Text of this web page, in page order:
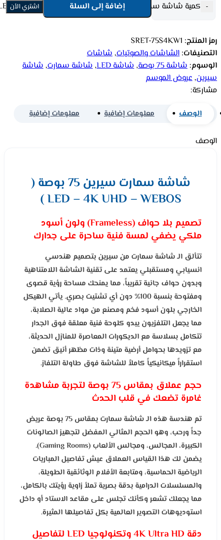
- كمية شاشة سمارت سيرين 75 بوصة ( LED - 4K UHD - WEBOS ) SRET-75S4KW1إضافة إلى السلة اشتري الأن
رمز المنتج: SRET-75S4KW1
التصنيفات: الشاشات والصوتيات, شاشات
الوسوم: شاشة 75 بوصة , شاشة LED , شاشة سمارت, شاشة
سيرين, عروض الموسم
مشاركة:
الوصف معلومات إضافية معلومات إضافية
الوصف
شاشة سمارت سيرين 75 بوصة (
LED – 4K UHD – WEBOS )
تصميم بلا حواف (Frameless) ولون أسود
ملكي يضفي لمسة فنية ساحرة على جدارك
تتألق الـ شاشة سمارت من سيرين بتصميم هندسي
انسيابي ومستقبلي يعتمد على تقنية الشاشة اللامتناهية
وبدون حواف جانية تقريباً، مما يمنحك مساحة رؤية قصوى
ومفتوحة بنسبة 100% دون أي تشتيت بصري. يأتي الهيكل
الخارجي بلون أسود فخم ومصنع من مواد عالية الصلابة،
مما يجعل التلفزيون يبدو كلوحة فنية معلقة فوق الجدار
تتكامل بسلاسة مع الديكورات المعاصرة للمنازل الحديثة،
مع تزويدها بحوامل أرضية متينة وذات مظهر أنيق تضمن
استقراراً ميكانيكياً كاملاً للشاشة فوق طاولة التلفاز.
حجم عملاق بمقاس 75 بوصة لتجربة مشاهدة
غامرة تضعك في قلب الحدث
تم هندسة هذه الـ شاشة سمارت بمقاس 75 بوصة عريض
جداً ورحب، وهو الحجم المثالي المفضل لتجهيز الصالونات
الكبيرة، المجالس، ومجالس الألعاب (Gaming Rooms).
يضمن لك هذا القياس العملاق عيش تفاصيل المباريات
الرياضية الحماسية، ومتابعة الأفلام الوثائقية الطويلة،
والمسلسلات الدرامية بدقة بصرية تملأ زاوية رؤيتك بالكامل،
مما يجعلك تشعر وكأنك تجلس على مقاعد الاستاد أو داخل
استوديوهات التصوير العالمية بكل تفاصيلها المثيرة.
دقة 4K Ultra HD وتكنولوجيا LED لتفاصيل